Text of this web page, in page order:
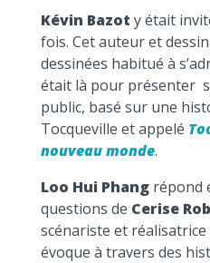
Kévin Bazot y était
fois. Cet auteur et
dessinées habitué à
était là pour présenter
public, basé sur une
Tocqueville et appelé
nouveau monde.
Loo Hui Phang répond
questions de Cerise
scénariste et
évoque à travers des